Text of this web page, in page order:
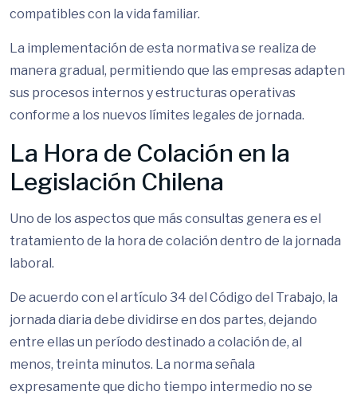
compatibles con la vida familiar.
La implementación de esta normativa se realiza de
manera gradual, permitiendo que las empresas adapten
sus procesos internos y estructuras operativas
conforme a los nuevos límites legales de jornada.
La Hora de Colación en la
Legislación Chilena
Uno de los aspectos que más consultas genera es el
tratamiento de la hora de colación dentro de la jornada
laboral.
De acuerdo con el artículo 34 del Código del Trabajo, la
jornada diaria debe dividirse en dos partes, dejando
entre ellas un período destinado a colación de, al
menos, treinta minutos. La norma señala
expresamente que dicho tiempo intermedio no se